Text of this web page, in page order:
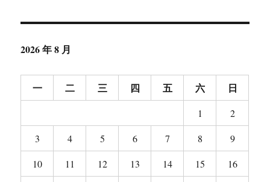
2026 年 8 月
一 二 三 四 五 六 日
1
2
3
4 5 6 7 8
9
10
11 12 13 14 15
16